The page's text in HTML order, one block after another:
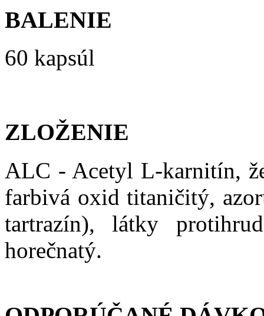
BALENIE
60 kapsúl
ZLOŽENIE
ALC - Acetyl L-karnitín,
farbivá oxid titaničitý,
tartrazín), látky
horečnatý.